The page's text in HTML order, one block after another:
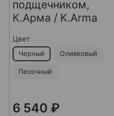
подщечником,
К.Арма / K.Arma
Цвет
Черный Оливковый
Песочный
6 540 ₽